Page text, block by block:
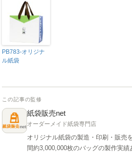
PB783-オリジナ
ル紙袋
この記事の監修
紙袋販売net
オーダーメイド紙袋専門店
オリジナル紙袋の製造・印刷・販売
間約3,000,000枚のバッグの製作実